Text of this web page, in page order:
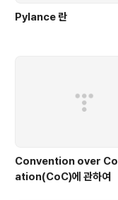
Pylance 란
Convention over
ation(CoC)에 관하여